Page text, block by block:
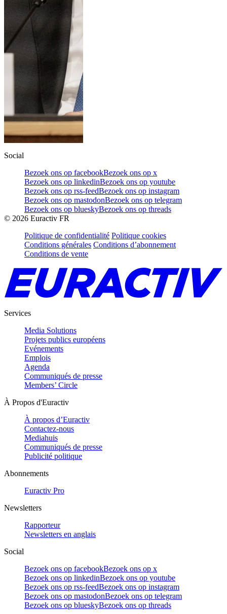
Social
Bezoek ons op facebookBezoek ons op x
Bezoek ons op linkedinBezoek ons op youtube
Bezoek ons op rss-feedBezoek ons op instagram
Bezoek ons op mastodonBezoek ons op telegram
Bezoek ons op blueskyBezoek ons op threads
© 2026 Euractiv FR
Politique de confidentialité Politique cookies
Conditions générales Conditions d’abonnement
Conditions de vente
Services
Media Solutions
Projets publics européens
Evénements
Emplois
Agenda
Communiqués de presse
Members’ Circle
À Propos d'Euractiv
À propos d’Euractiv
Contactez-nous
Mediahuis
Communiqués de presse
Publicité politique
Abonnements
Euractiv Pro
Newsletters
Rapporteur
Newsletters en anglais
Social
Bezoek ons op facebookBezoek ons op x
Bezoek ons op linkedinBezoek ons op youtube
Bezoek ons op rss-feedBezoek ons op instagram
Bezoek ons op mastodonBezoek ons op telegram
Bezoek ons op blueskyBezoek ons op threads